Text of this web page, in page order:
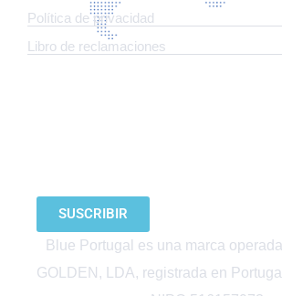
Política de privacidad
Libro de reclamaciones
SUSCRIBIR
Blue Portugal es una marca
GOLDEN, LDA, registrada en